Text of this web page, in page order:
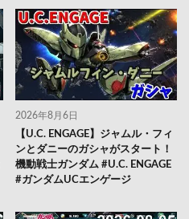
2026年8月6日
【U.C. ENGAGE】ジャムル・フィ
ンとダニーのガシャがスタート！
機動戦士ガンダム #U.C. ENGAGE
#ガンダムUCエンゲージ